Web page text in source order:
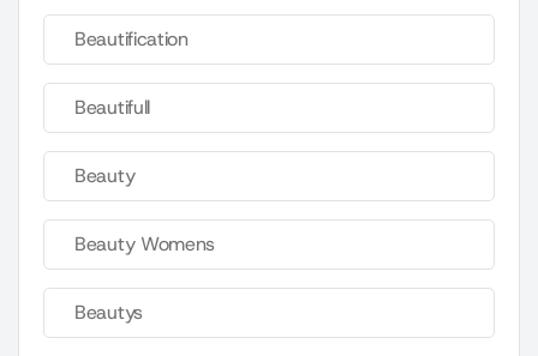
Beautification
Beautifull
Beauty
Beauty Womens
Beautys